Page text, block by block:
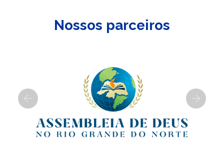
Nossos parceiros
Previous Next